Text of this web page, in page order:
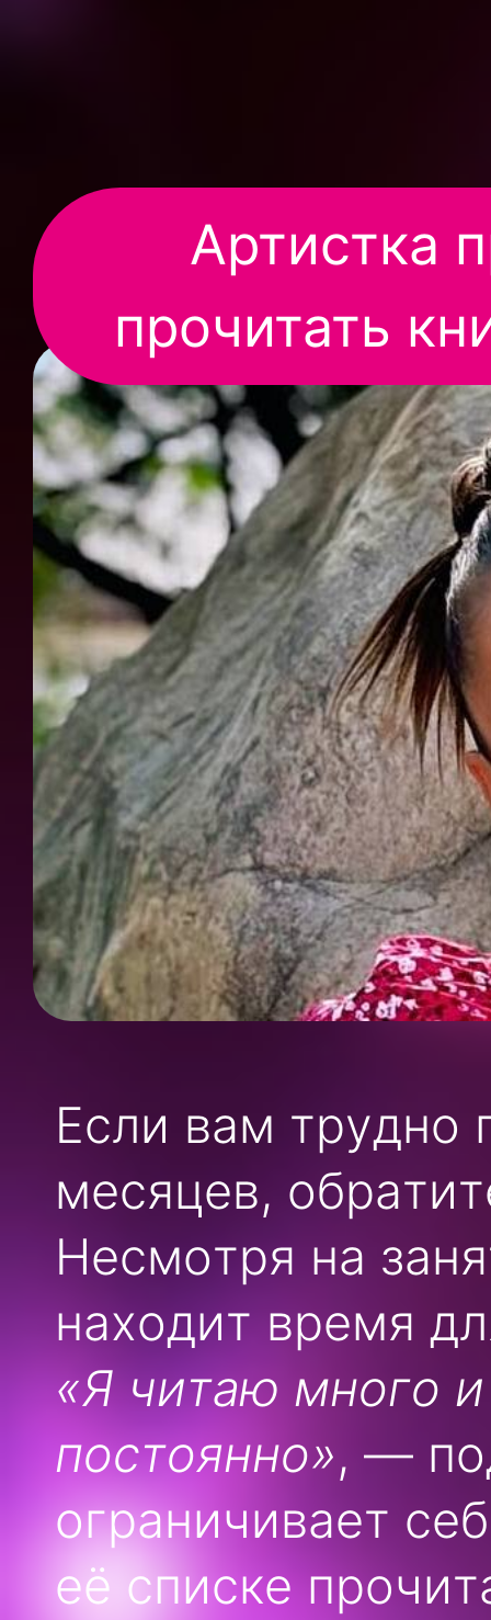
Артистка
прочитать
Если вам трудно
месяцев,
Несмотря на
находит время
«Я читаю много
постоянно», —
ограничивает
её списке